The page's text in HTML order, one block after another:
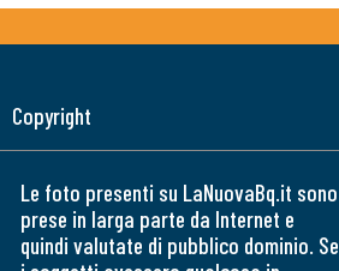
Copyright
Le foto presenti su LaNuovaBq.it sono
prese in larga parte da Internet e
quindi valutate di pubblico dominio. Se